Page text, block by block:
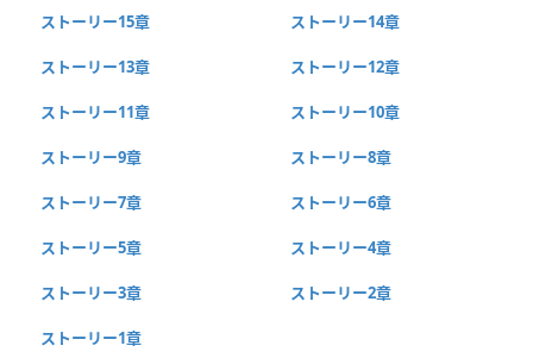
ストーリー15章 ストーリー14章
ストーリー13章 ストーリー12章
ストーリー11章 ストーリー10章
ストーリー9章 ストーリー8章
ストーリー7章 ストーリー6章
ストーリー5章 ストーリー4章
ストーリー3章 ストーリー2章
ストーリー1章